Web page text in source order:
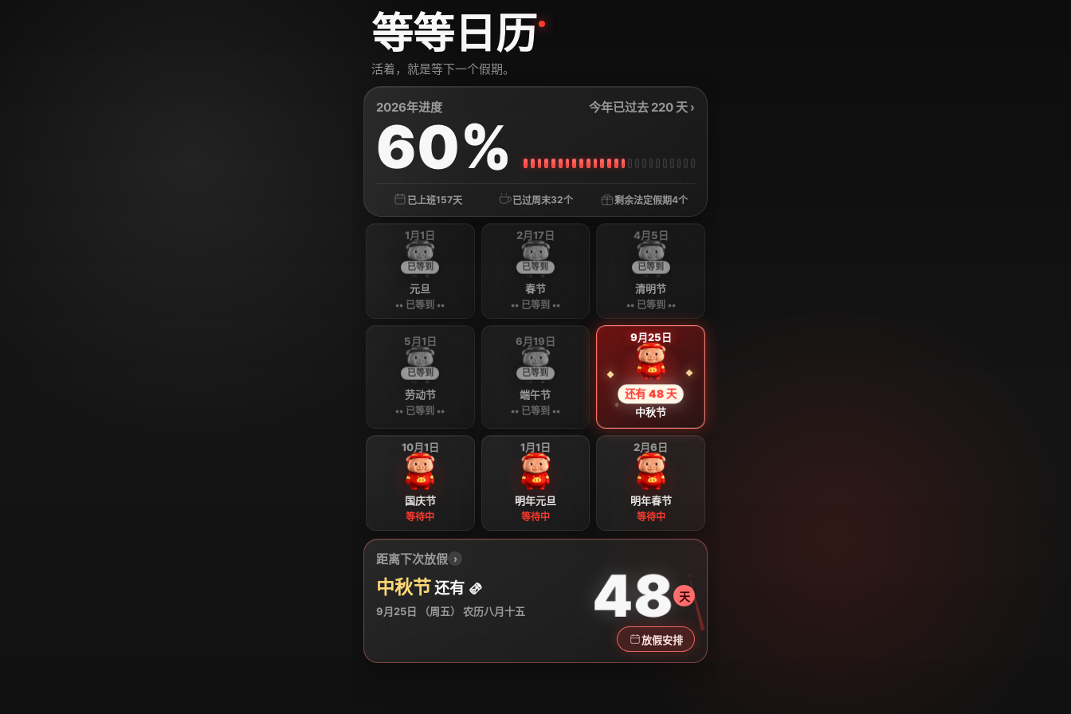
等等日历
活着，就是等下一个假期。
2026年进度 今年已过去 220 天 ›
60%
已上班157天 已过周末32个 剩余法定假期4个
1月1日
已等到
元旦
•• 已等到 ••
2月17日
已等到
春节
•• 已等到 ••
4月5日
已等到
清明节
•• 已等到 ••
5月1日
已等到
劳动节
•• 已等到 ••
6月19日
已等到
端午节
•• 已等到 ••
9月25日
还有 48 天
中秋节
10月1日
国庆节
等待中
1月1日
明年元旦
等待中
2月6日
明年春节
等待中
距离下次放假 ›
中秋节还有 🫔
9月25日 （周五） 农历八月十五 48 天
放假安排